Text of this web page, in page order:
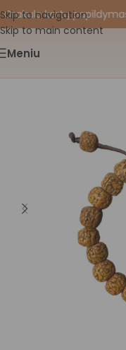
Skip to navigation
Skip to main content
kortų papildymas•
Meniu